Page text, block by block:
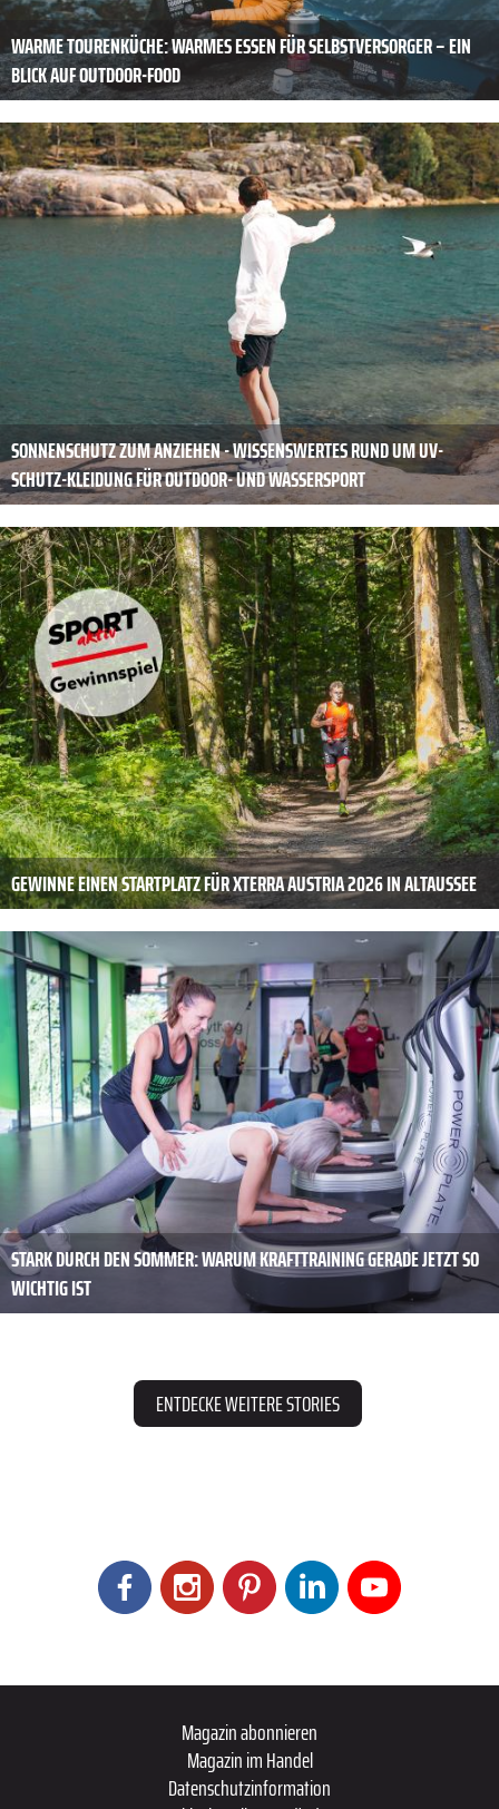
WARME TOURENKÜCHE: WARMES ESSEN FÜR SELBSTVERSORGER – EIN
BLICK AUF OUTDOOR-FOOD
SONNENSCHUTZ ZUM ANZIEHEN - WISSENSWERTES RUND UM UV-
SCHUTZ-KLEIDUNG FÜR OUTDOOR- UND WASSERSPORT
GEWINNE EINEN STARTPLATZ FÜR XTERRA AUSTRIA 2026 IN ALTAUSSEE
STARK DURCH DEN SOMMER: WARUM KRAFTTRAINING GERADE JETZT SO
WICHTIG IST
ENTDECKE WEITERE STORIES
Magazin abonnieren
Magazin im Handel
Datenschutzinformation